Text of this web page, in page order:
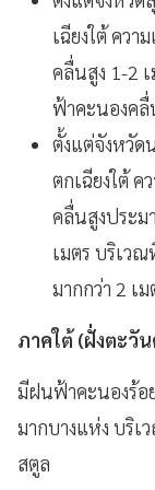
เฉียงใต้ ควา
คลื่นสูง 1-2
ฟ้าคะนองคลื่
ตั้งแต่จังหวัด
ตกเฉียงใต้ ค
คลื่นสูงประม
เมตร บริเว
มากกว่า 2 เม
ภาคใต้ (ฝั่งตะวั
มีฝนฟ้าคะนองร้
มากบางแห่ง บริเ
สตูล